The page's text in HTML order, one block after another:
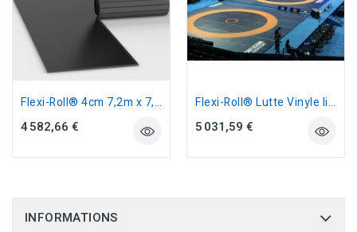
Flexi-Roll® 4cm 7,2m x 7,2m paille de...
4 582,66 €
Flexi-Roll® Lutte Vinyle lisse...
5 031,59 €
INFORMATIONS